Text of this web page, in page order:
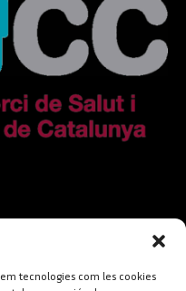
tecnologies com les cookies